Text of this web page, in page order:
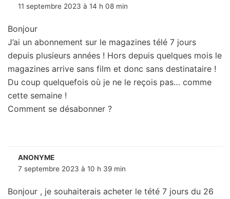
11 septembre 2023 à 14 h 08 min
Bonjour
J’ai un abonnement sur le magazines télé 7 jours
depuis plusieurs années ! Hors depuis quelques mois le
magazines arrive sans film et donc sans destinataire !
Du coup quelquefois où je ne le reçois pas… comme
cette semaine !
Comment se désabonner ?
ANONYME
7 septembre 2023 à 10 h 39 min
Bonjour , je souhaiterais acheter le tété 7 jours du 26